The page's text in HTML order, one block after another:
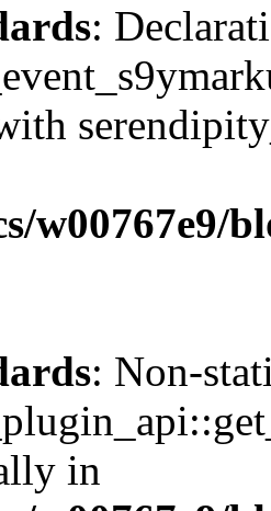
:
w00767e9/
: Non-
in